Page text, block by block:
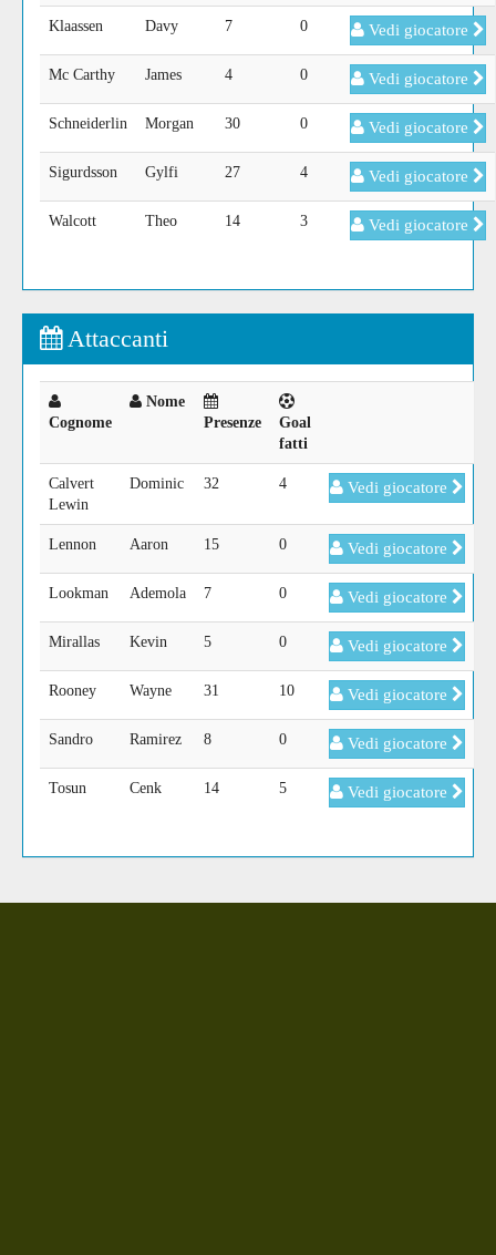
Klaassen Davy 7 0 Vedi giocatore
Mc Carthy James 4 0 Vedi giocatore
Schneiderlin Morgan 30 0 Vedi giocatore
Sigurdsson Gylfi 27 4 Vedi giocatore
Walcott Theo 14 3 Vedi giocatore
Attaccanti
Cognome
Nome
Presenze
Goal
fatti
Calvert
Lewin
Dominic 32 4 Vedi giocatore
Lennon Aaron 15 0 Vedi giocatore
Lookman Ademola 7 0 Vedi giocatore
Mirallas Kevin 5 0 Vedi giocatore
Rooney Wayne 31 10 Vedi giocatore
Sandro Ramirez 8 0 Vedi giocatore
Tosun Cenk 14 5 Vedi giocatore